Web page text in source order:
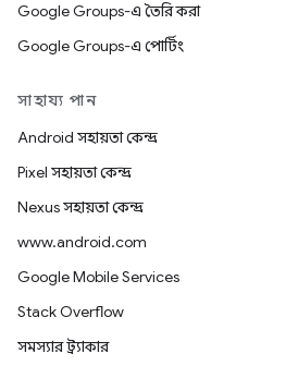
Google Groups-এ তৈরি করা
Google Groups-এ পোর্টিং
সাহায্য পান
Android সহায়তা কেন্দ্র
Pixel সহায়তা কেন্দ্র
Nexus সহায়তা কেন্দ্র
www.android.com
Google Mobile Services
Stack Overflow
সমস্যার ট্র্যাকার